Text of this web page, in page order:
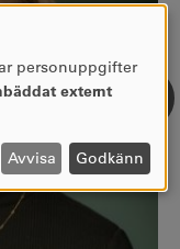
personuppgifter
externt
Avvisa Godkänn